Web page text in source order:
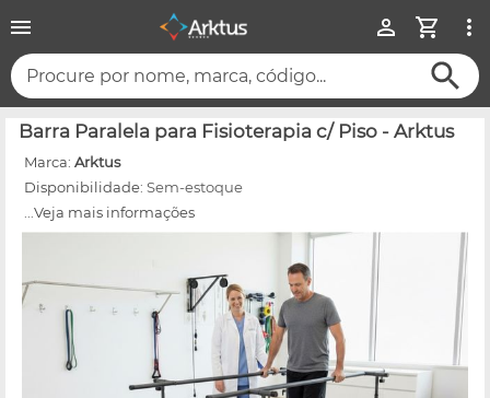
Procure por nome, marca, código...
Barra Paralela para Fisioterapia c/ Piso - Arktus
Marca: Arktus
Disponibilidade: Sem-estoque
...Veja mais informações